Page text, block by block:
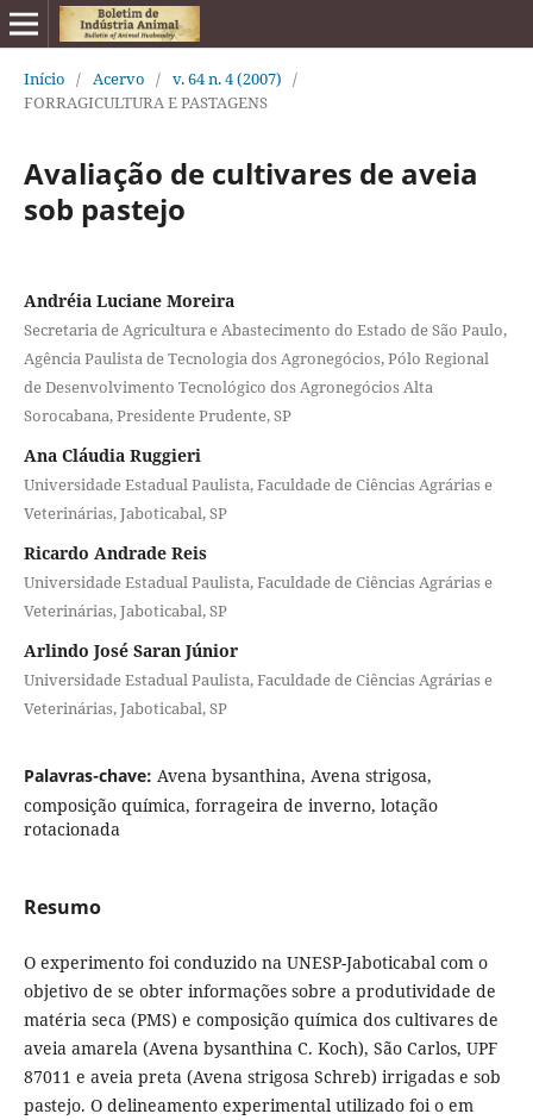
Início / Acervo / v. 64 n. 4 (2007) /
FORRAGICULTURA E PASTAGENS
Avaliação de cultivares de aveia
sob pastejo
Andréia Luciane Moreira
Secretaria de Agricultura e Abastecimento do Estado de São Paulo,
Agência Paulista de Tecnologia dos Agronegócios, Pólo Regional
de Desenvolvimento Tecnológico dos Agronegócios Alta
Sorocabana, Presidente Prudente, SP
Ana Cláudia Ruggieri
Universidade Estadual Paulista, Faculdade de Ciências Agrárias e
Veterinárias, Jaboticabal, SP
Ricardo Andrade Reis
Universidade Estadual Paulista, Faculdade de Ciências Agrárias e
Veterinárias, Jaboticabal, SP
Arlindo José Saran Júnior
Universidade Estadual Paulista, Faculdade de Ciências Agrárias e
Veterinárias, Jaboticabal, SP
Palavras-chave: Avena bysanthina, Avena strigosa,
composição química, forrageira de inverno, lotação
rotacionada
Resumo
O experimento foi conduzido na UNESP-Jaboticabal com o
objetivo de se obter informações sobre a produtividade de
matéria seca (PMS) e composição química dos cultivares de
aveia amarela (Avena bysanthina C. Koch), São Carlos, UPF
87011 e aveia preta (Avena strigosa Schreb) irrigadas e sob
pastejo. O delineamento experimental utilizado foi o em